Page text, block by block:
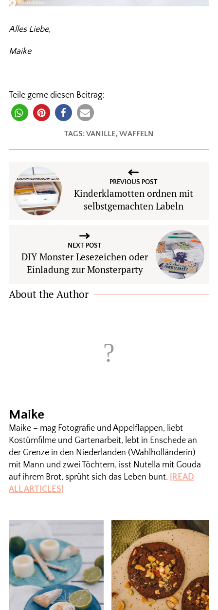
Alles Liebe,
Maike
Teile gerne diesen Beitrag:
TAGS:VANILLE, WAFFELN
PREVIOUS POST
Kinderklamotten ordnen mit
selbstgemachten Labeln
NEXT POST
DIY Monster Lesezeichen oder
Einladung zur Monsterparty
About the Author
Maike
Maike – mag Fotografie und Appelflappen, liebt
Kostümfilme und Gartenarbeit, lebt in Enschede an
der Grenze in den Niederlanden (Wahlholländerin)
mit Mann und zwei Töchtern, isst Nutella mit Gouda
auf ihrem Brot, sprüht sich das Leben bunt. [READ
ALL ARTICLES]